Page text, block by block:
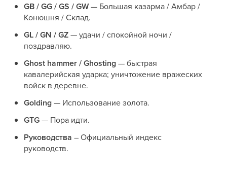
GB / GG / GS / GW— Большая казарма / Амбар /
Конюшня / Склад.
GL / GN / GZ— удачи / спокойной ночи /
поздравляю.
Ghost hammer / Ghosting— быстрая
кавалерийская ударка; уничтожение вражеских
войск в деревне.
Golding— Использование золота.
GTG— Пора идти.
Руководства – Официальный индекс
руководств.